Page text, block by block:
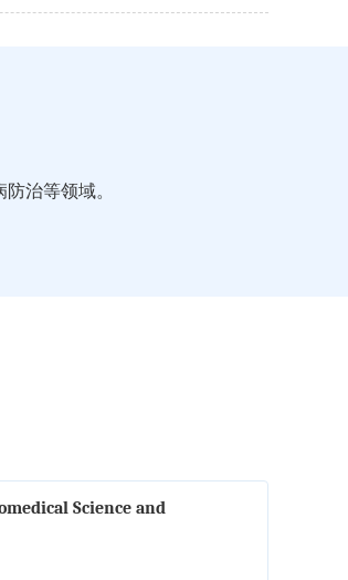
治等领域。
Science and